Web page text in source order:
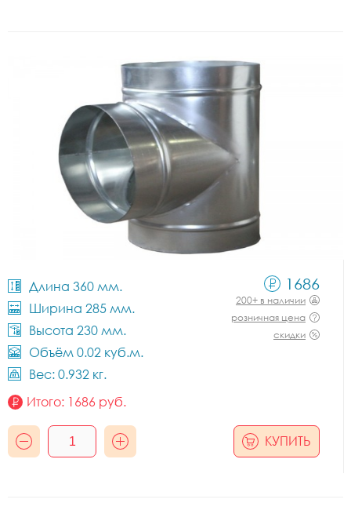
Длина 360 мм.
Ширина 285 мм.
Высота 230 мм.
Объём 0.02 куб.м.
Вес: 0.932 кг.
1686
200+ в наличии
розничная цена
скидки
Итого: 1686 руб.
КУПИТЬ